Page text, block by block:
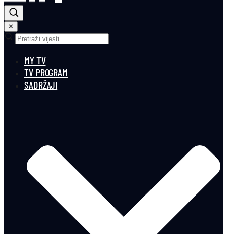
✕
MY TV
TV PROGRAM
SADRŽAJI